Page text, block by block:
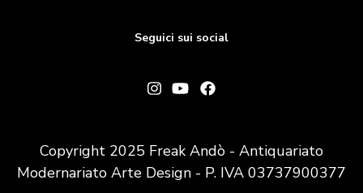
Seguici sui social
Copyright 2025 Freak Andò - Antiquariato
Modernariato Arte Design - P. IVA 03737900377